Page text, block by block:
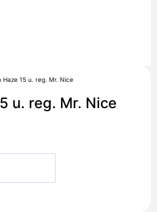
Haze 15 u. reg. Mr. Nice
u. reg. Mr. Nice